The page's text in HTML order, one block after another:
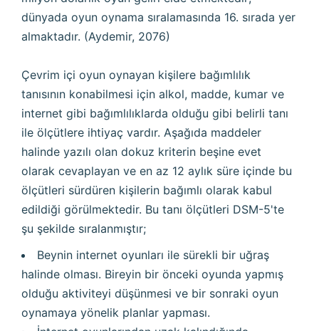
dünyada oyun oynama sırala­masında 16. sırada yer
almaktadır. (Aydemir, 2076)
Çevrim içi oyun oynayan kişilere bağımlılık
tanısının konabilmesi için alkol, madde, kumar ve
internet gibi bağımlılıklarda olduğu gibi belirli tanı
ile ölçütlere ihtiyaç vardır. Aşağıda maddeler
halinde yazılı olan dokuz kriterin beşine evet
olarak cevaplayan ve en az 12 aylık süre içinde bu
ölçütleri sürdüren kişilerin bağımlı olarak kabul
edildiği görülmektedir. Bu tanı ölçütleri DSM-5'te
şu şekilde sıralanmıştır;
Beynin internet oyunları ile sürekli bir uğraş
halinde olması. Bireyin bir önceki oyunda yapmış
olduğu aktiviteyi düşünmesi ve bir sonraki oyun
oynamaya yönelik planlar yapması.